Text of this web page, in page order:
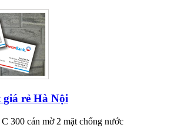
rẻ Hà Nội
300 cán mờ 2 mặt chống nước